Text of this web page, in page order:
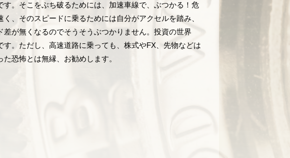
。そこをぶち破るためには、加速車線で、ぶつかる！危
、そのスピードに乗るためには自分がアクセルを踏み、
が無くなるのでそうそうぶつかりません。投資の世界
。ただし、高速道路に乗っても、株式やFX、先物などは
恐怖とは無縁、お勧めします。